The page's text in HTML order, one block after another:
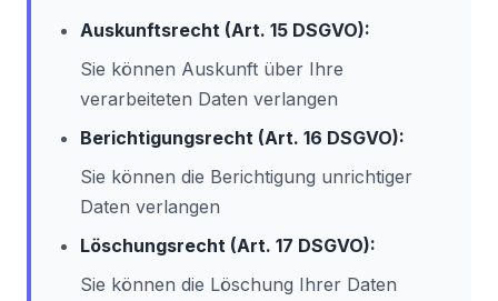
Auskunftsrecht (Art. 15 DSGVO):
Sie können Auskunft über Ihre
verarbeiteten Daten verlangen
Berichtigungsrecht (Art. 16 DSGVO):
Sie können die Berichtigung unrichtiger
Daten verlangen
Löschungsrecht (Art. 17 DSGVO):
Sie können die Löschung Ihrer Daten